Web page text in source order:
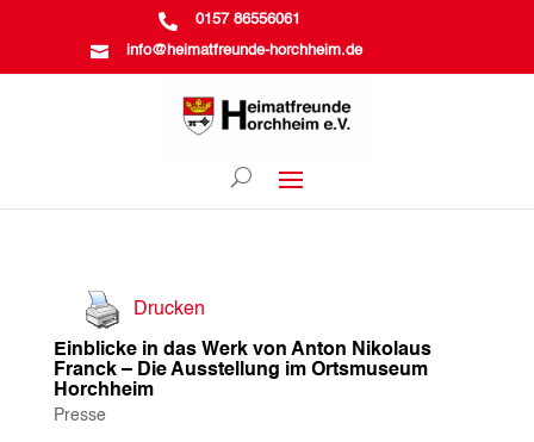
 0157 86556061
 info@heimatfreunde-horchheim.de
Drucken
Einblicke in das Werk von Anton Nikolaus
Franck – Die Ausstellung im Ortsmuseum
Horchheim
Presse